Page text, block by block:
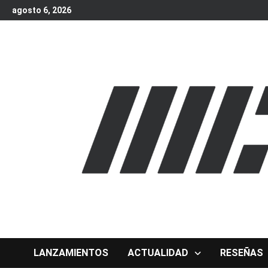
Skip
to
agosto 6, 2026
LANZAMIENTOS ACTUALIDAD RESEÑAS